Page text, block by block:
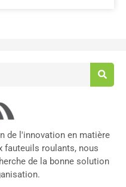
de l'innovation en matière
fauteuils roulants, nous
de la bonne solution